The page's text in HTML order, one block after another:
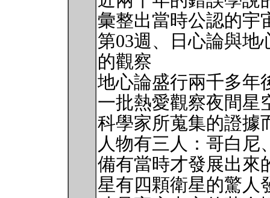
彙整出當時公認的宇
第03週、日心論與地
的觀察
地心論盛行兩千多年
一批熱愛觀察夜間星
科學家所蒐集的證據
人物有三人：哥白尼
備有當時才發展出來
星有四顆衛星的驚人